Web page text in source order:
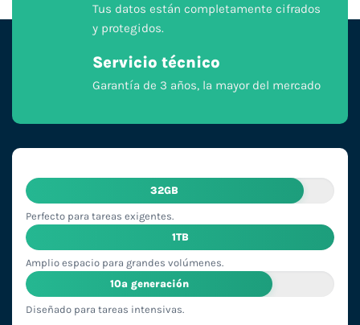
Tus datos están completamente cifrados
y protegidos.
Servicio técnico
Garantía de 3 años, la mayor del mercado
32GB
Perfecto para tareas exigentes.
1TB
Amplio espacio para grandes volúmenes.
10ª generación
Diseñado para tareas intensivas.